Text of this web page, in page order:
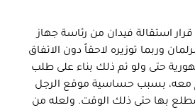
استقالة فيدان من رئاسة جهاز
وربما توزيره لاحقاً دون الاتفاق
حتى ولو تم ذلك بناء على طلب
معه، بسبب حساسية موقع الرجل
بها حتى ذلك الوقت. ولعله من